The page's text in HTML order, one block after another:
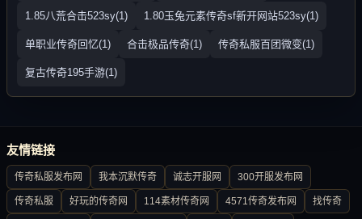
1.85八荒合击523sy(1) 1.80玉兔元素传奇sf新开网站523sy(1)
单职业传奇回忆(1) 合击极品传奇(1) 传奇私服百团微变(1)
复古传奇195手游(1)
友情链接
传奇私服发布网 我本沉默传奇 诚志开服网 300开服发布网
传奇私服 好玩的传奇网 114素材传奇网 4571传奇发布网 找传奇